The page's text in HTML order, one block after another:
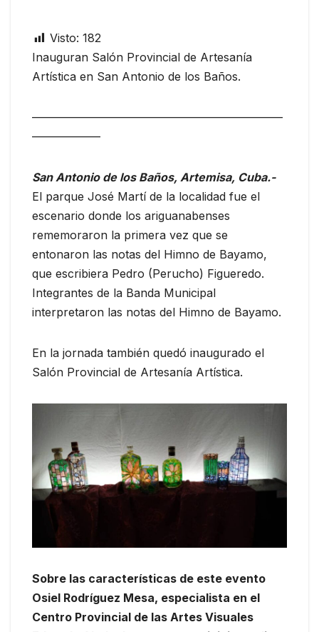
Visto: 182
Inauguran Salón Provincial de Artesanía
Artística en San Antonio de los Baños.
——————————————————————
——————
San Antonio de los Baños, Artemisa, Cuba.-
El parque José Martí de la localidad fue el
escenario donde los ariguanabenses
rememoraron la primera vez que se
entonaron las notas del Himno de Bayamo,
que escribiera Pedro (Perucho) Figueredo.
Integrantes de la Banda Municipal
interpretaron las notas del Himno de Bayamo.
En la jornada también quedó inaugurado el
Salón Provincial de Artesanía Artística.
Sobre las características de este evento
Osiel Rodríguez Mesa, especialista en el
Centro Provincial de las Artes Visuales